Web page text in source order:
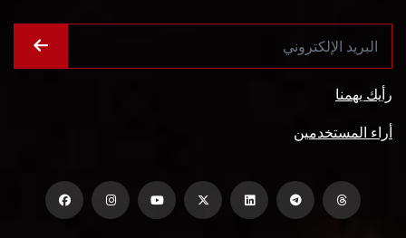
رأيك يهمنا
أراء المستخدمين